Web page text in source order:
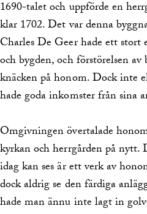
1690-talet och uppförde en
klar 1702. Det var denna
Charles De Geer hade ett stort
och bygden, och förstörelsen
knäcken på honom. Dock inte
hade goda inkomster från sina
Omgivningen övertalade
kyrkan och herrgården på nytt.
idag kan ses är ett verk av
dock aldrig se den färdiga
hade man ännu inte lagt in